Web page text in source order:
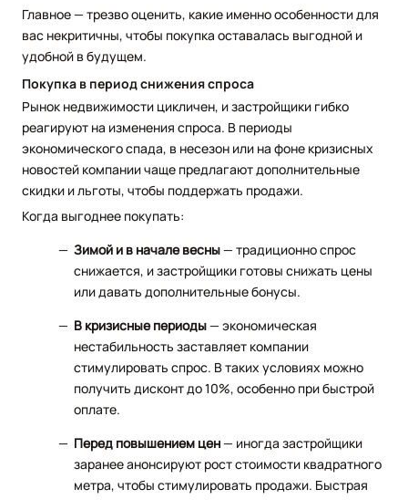
Главное — трезво оценить, какие именно особенности для
вас некритичны, чтобы покупка оставалась выгодной и
удобной в будущем.
Покупка в период снижения спроса
Рынок недвижимости цикличен, и застройщики гибко
реагируют на изменения спроса. В периоды
экономического спада, в несезон или на фоне кризисных
новостей компании чаще предлагают дополнительные
скидки и льготы, чтобы поддержать продажи.
Когда выгоднее покупать:
Зимой и в начале весны— традиционно спрос
снижается, и застройщики готовы снижать цены
или давать дополнительные бонусы.
В кризисные периоды— экономическая
нестабильность заставляет компании
стимулировать спрос. В таких условиях можно
получить дисконт до 10%, особенно при быстрой
оплате.
Перед повышением цен— иногда застройщики
заранее анонсируют рост стоимости квадратного
метра, чтобы стимулировать продажи. Быстрая